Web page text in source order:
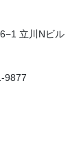
立川Nビル
9877